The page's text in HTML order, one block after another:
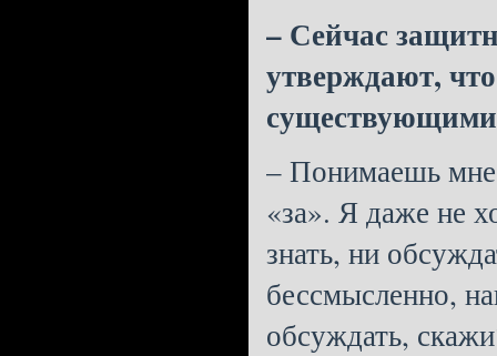
– Сейчас
утверждают,
– Понимаешь
«за». Я даже не
знать, ни
бессмысленно,
обсуждать,